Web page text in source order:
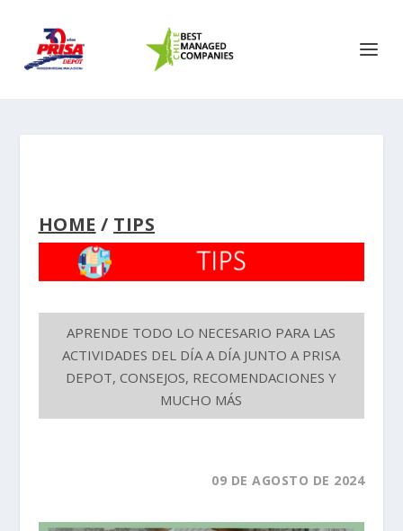
HOME / TIPS
APRENDE TODO LO NECESARIO PARA LAS
ACTIVIDADES DEL DÍA A DÍA JUNTO A PRISA
DEPOT, CONSEJOS, RECOMENDACIONES Y
MUCHO MÁS
09 DE AGOSTO DE 2024